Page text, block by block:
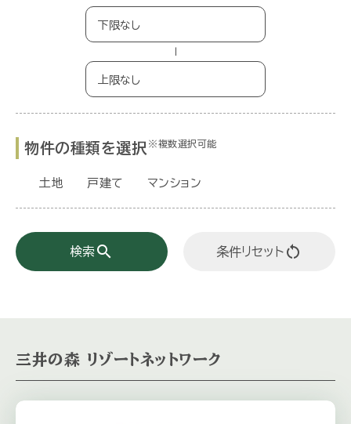
物件の種類を選択 ※複数選択可能
土地 戸建て マンション
検索 search 条件リセット restart_alt
三井の森 リゾートネットワーク